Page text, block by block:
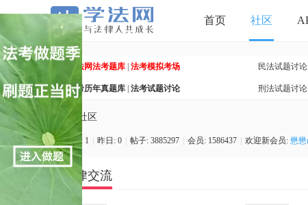
首页 社区
学法网法考题库 法考模拟考场 民法试题讨论|
法考历年真题库 法考试题讨论 刑法试题讨论|
学
» 社区
今日: 1 昨日: 0 帖子: 3885297 会员: 1586437 欢迎新会员: 懋懋
法律交流